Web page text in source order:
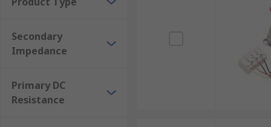
Secondary
Impedance
Primary DC
Resistance